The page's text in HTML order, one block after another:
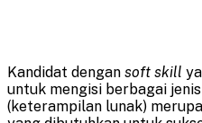
Kandidat dengan soft skill
untuk mengisi berbagai
(keterampilan lunak)